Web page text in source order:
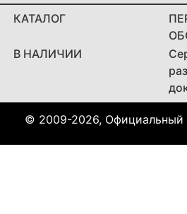
КАТАЛОГ
В НАЛИЧИИ
© 2009-2026, Официальный